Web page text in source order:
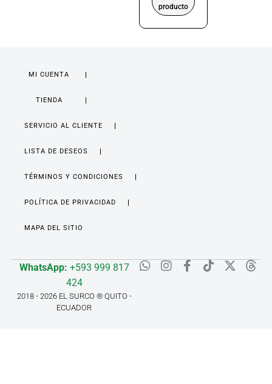
producto
MI CUENTA
TIENDA
SERVICIO AL CLIENTE
LISTA DE DESEOS
TÉRMINOS Y CONDICIONES
POLÍTICA DE PRIVACIDAD
MAPA DEL SITIO
WhatsApp: +593 999 817
424
2018 - 2026 EL SURCO ® QUITO -
ECUADOR